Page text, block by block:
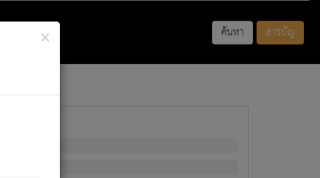
ค้นหา สารบัญ
×